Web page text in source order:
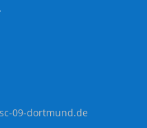
09-dortmund.de